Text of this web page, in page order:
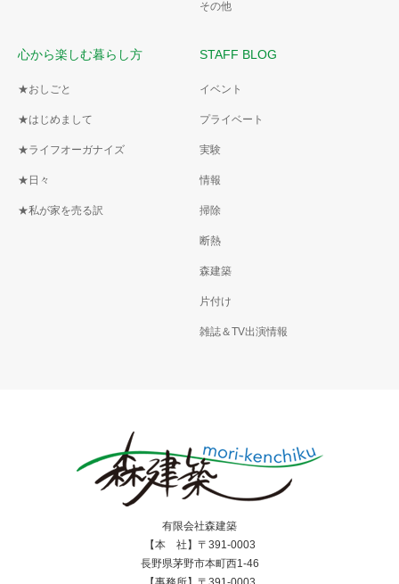
その他
心から楽しむ暮らし方
★おしごと
★はじめまして
★ライフオーガナイズ
★日々
★私が家を売る訳
STAFF BLOG
イベント
プライベート
実験
情報
掃除
断熱
森建築
片付け
雑誌＆TV出演情報
有限会社森建築
【本 社】〒391-0003
長野県茅野市本町西1-46